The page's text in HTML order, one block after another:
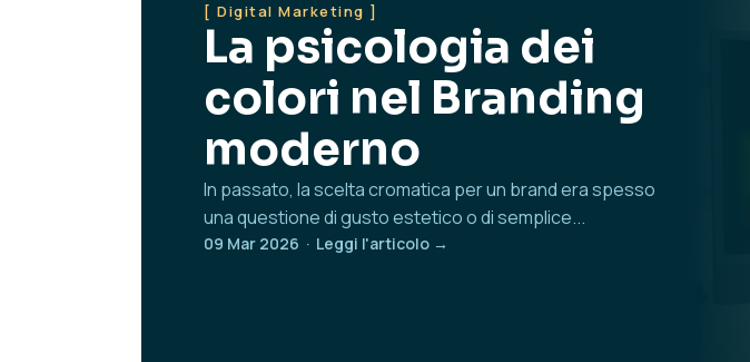
[ Digital Marketing ]
La psicologia dei
colori nel Branding
moderno
In passato, la scelta cromatica per un brand era spesso
una questione di gusto estetico o di semplice...
09 Mar 2026 · Leggi l'articolo →